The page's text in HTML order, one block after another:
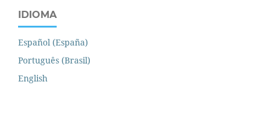
IDIOMA
Español (España)
Português (Brasil)
English